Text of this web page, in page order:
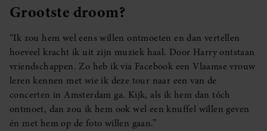
Grootste droom?
“Ik zou hem wel eens willen ontmoeten en dan vertellen
hoeveel kracht ik uit zijn muziek haal. Door Harry ontstaan
vriendschappen. Zo heb ik via Facebook een Vlaamse vrouw
leren kennen met wie ik deze tour naar een van de
concerten in Amsterdam ga. Kijk, als ik hem dan tóch
ontmoet, dan zou ik hem ook wel een knuffel willen geven
én met hem op de foto willen gaan.”